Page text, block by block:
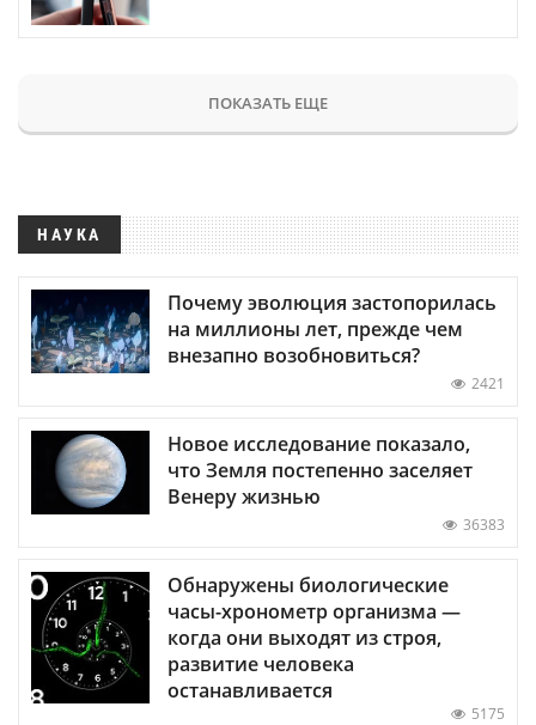
ПОКАЗАТЬ ЕЩЕ
НАУКА
Почему эволюция застопорилась
на миллионы лет, прежде чем
внезапно возобновиться?
2421
Новое исследование показало,
что Земля постепенно заселяет
Венеру жизнью
36383
Обнаружены биологические
часы-хронометр организма —
когда они выходят из строя,
развитие человека
останавливается
5175